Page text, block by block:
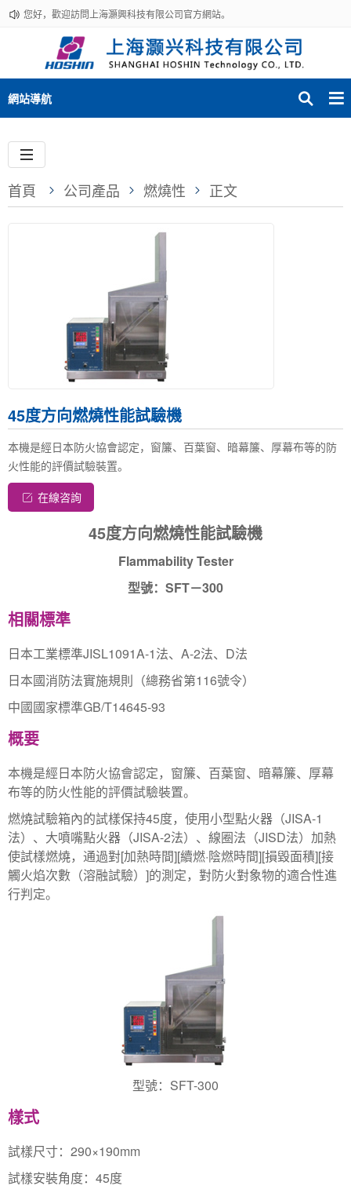
您好，歡迎訪問上海灝興科技有限公司官方網站。
網站導航
首頁 公司產品 燃燒性 正文
45度方向燃燒性能試驗機
本機是經日本防火協會認定，窗簾、百葉窗、暗幕簾、厚幕布等的防
火性能的評價試驗裝置。
在線咨詢
45度方向燃燒性能試驗機
Flammability Tester
型號：SFT－300
相關標準
日本工業標準JISL1091A-1法、A-2法、D法
日本國消防法實施規則（總務省第116號令）
中國國家標準GB/T14645-93
概要
本機是經日本防火協會認定，窗簾、百葉窗、暗幕簾、厚幕
布等的防火性能的評價試驗裝置。
燃燒試驗箱內的試樣保持45度，使用小型點火器（JISA-1
法）、大噴嘴點火器（JISA-2法）、線圈法（JISD法）加熱
使試樣燃燒，通過對[加熱時間][續燃·陰燃時間][損毀面積][接
觸火焰次數（溶融試驗）]的測定，對防火對象物的適合性進
行判定。
型號：SFT-300
樣式
試樣尺寸：290×190mm
試樣安裝角度：45度